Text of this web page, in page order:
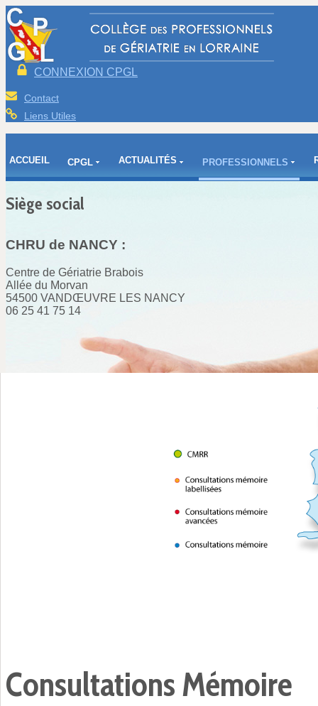
CONNEXION CPGL
Contact
Liens Utiles
ACCUEIL CPGL ACTUALITÉS PROFESSIONNELS
Siège social
CHRU de NANCY :
Centre de Gériatrie Brabois
Allée du Morvan
54500 VANDŒUVRE LES NANCY
06 25 41 75 14
Consultations Mémoire